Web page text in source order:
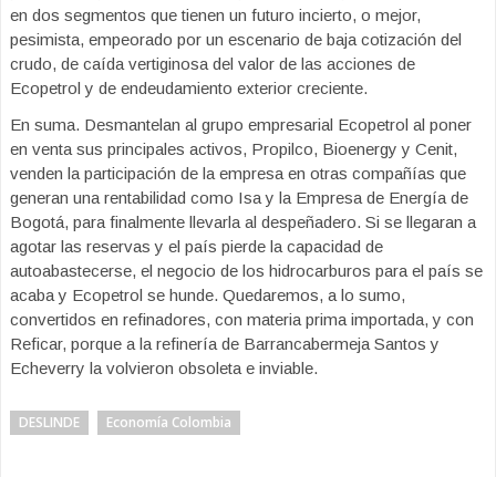
en dos segmentos que tienen un futuro incierto, o mejor,
pesimista, empeorado por un escenario de baja cotización del
crudo, de caída vertiginosa del valor de las acciones de
Ecopetrol y de endeudamiento exterior creciente.
En suma. Desmantelan al grupo empresarial Ecopetrol al poner
en venta sus principales activos, Propilco, Bioenergy y Cenit,
venden la participación de la empresa en otras compañías que
generan una rentabilidad como Isa y la Empresa de Energía de
Bogotá, para finalmente llevarla al despeñadero. Si se llegaran a
agotar las reservas y el país pierde la capacidad de
autoabastecerse, el negocio de los hidrocarburos para el país se
acaba y Ecopetrol se hunde. Quedaremos, a lo sumo,
convertidos en refinadores, con materia prima importada, y con
Reficar, porque a la refinería de Barrancabermeja Santos y
Echeverry la volvieron obsoleta e inviable.
DESLINDE Economía Colombia